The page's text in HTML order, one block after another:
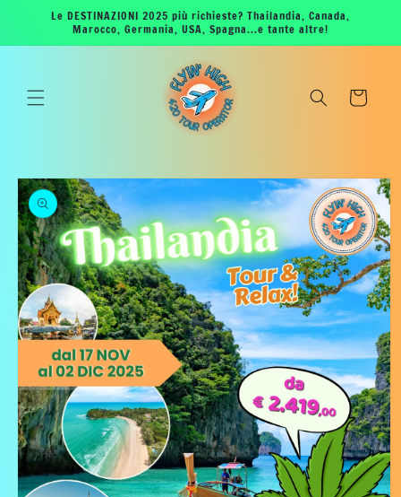
direttamente
ai contenuti
Le DESTINAZIONI 2025 più richieste? Thailandia, Canada,
Marocco, Germania, USA, Spagna...e tante altre!
Carrello
Passa alle
informazioni
sul viaggio